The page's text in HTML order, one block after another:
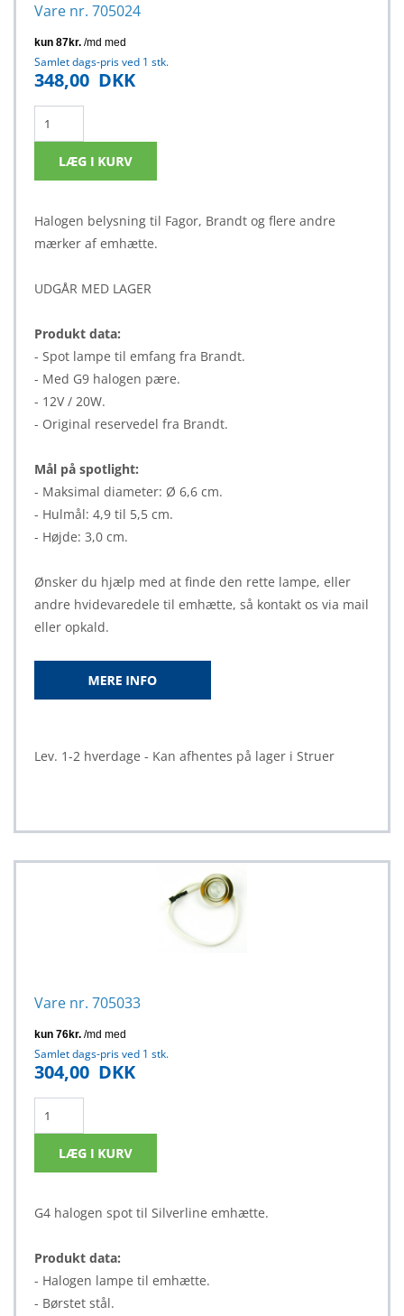
Vare nr. 705024
Samlet dags-pris ved 1 stk.
348,00 DKK
Halogen belysning til Fagor, Brandt og flere andre
mærker af emhætte.
UDGÅR MED LAGER
Produkt data:
- Spot lampe til emfang fra Brandt.
- Med G9 halogen pære.
- 12V / 20W.
- Original reservedel fra Brandt.
Mål på spotlight:
- Maksimal diameter: Ø 6,6 cm.
- Hulmål: 4,9 til 5,5 cm.
- Højde: 3,0 cm.
Ønsker du hjælp med at finde den rette lampe, eller
andre hvidevaredele til emhætte, så kontakt os via mail
eller opkald.
Lev. 1-2 hverdage - Kan afhentes på lager i Struer
Vare nr. 705033
Samlet dags-pris ved 1 stk.
304,00 DKK
G4 halogen spot til Silverline emhætte.
Produkt data:
- Halogen lampe til emhætte.
- Børstet stål.